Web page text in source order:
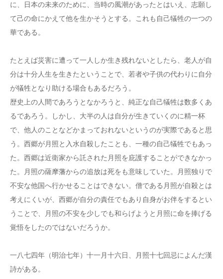
に、日本の未来のために、当時の風潮があったとはいえ、志願し
て己の命にかえて他を生かそうとする。これも自己犠牲の一つの
華である。
たとえば災害に遭って一人しか生き残れないとしたら、老人が自
分は十分人生を生きたということで、若者や子供の代わりに自分
が犠牲となり助ける場合もあるだろう。
歴史上の人間であろうとなかろうと、純正な自己犠牲は数多くあ
るであろう。しかし、大半の人は自分が生きていくのに精一杯
で、他人のことなどかまっておれないというのが実際であると思
う。西郷が月照と入水自殺したことも、一種の自己犠牲でもあっ
た。西郷は近衛家から託された月照を庇護することができなかっ
た。月照の薩摩藩からの追放は死をも意味していた。月照独りで
不安な他国へ行かせることはできない。僧である月照が自殺とは
考えにくいが、西郷が自分の責任でもあり自身がお伴をするとい
うことで、月照の不安を少しでも和らげようと月照に命を捧げる
覚悟をしたのではないだろうか。
一八七四年（明治七年）十一月十六日、月照十七回忌によんだ漢
詩がある。